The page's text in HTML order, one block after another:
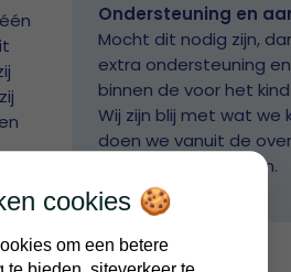
Ondersteuning en
Mocht dit nodig zijn,
extra ondersteuning
binnen de voor het
Wij zijn blij met wat we
doen we vanuit de
om gezien te worden.
cookies 🍪
om een betere